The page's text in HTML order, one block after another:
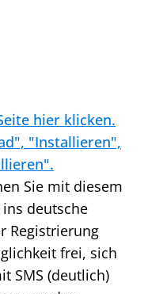
hier klicken.
"Installieren",
Sie mit diesem
ins deutsche
Registrierung
frei, sich
SMS (deutlich)